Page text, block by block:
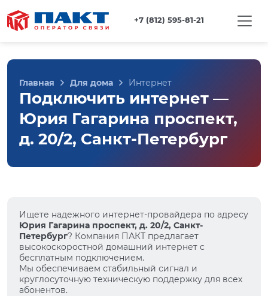
+7 (812) 595-81-21
Главная Для дома Интернет
Подключить интернет —
Юрия Гагарина проспект,
д. 20/2, Санкт-Петербург
Ищете надежного интернет-провайдера по адресу
Юрия Гагарина проспект, д. 20/2, Санкт-
Петербург? Компания ПАКТ предлагает
высокоскоростной домашний интернет с
бесплатным подключением.
Мы обеспечиваем стабильный сигнал и
круглосуточную техническую поддержку для всех
абонентов.